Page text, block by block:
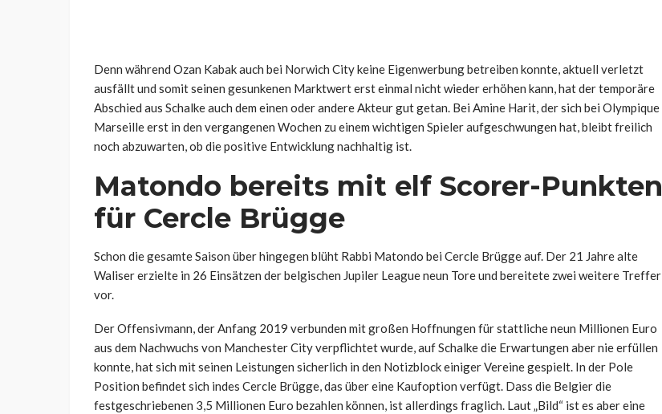
Denn während Ozan Kabak auch bei Norwich City keine Eigenwerbung betreiben konnte, aktuell verletzt
ausfällt und somit seinen gesunkenen Marktwert erst einmal nicht wieder erhöhen kann, hat der temporäre
Abschied aus Schalke auch dem einen oder andere Akteur gut getan. Bei Amine Harit, der sich bei Olympique
Marseille erst in den vergangenen Wochen zu einem wichtigen Spieler aufgeschwungen hat, bleibt freilich
noch abzuwarten, ob die positive Entwicklung nachhaltig ist.
Matondo bereits mit elf Scorer-Punkten
für Cercle Brügge
Schon die gesamte Saison über hingegen blüht Rabbi Matondo bei Cercle Brügge auf. Der 21 Jahre alte
Waliser erzielte in 26 Einsätzen der belgischen Jupiler League neun Tore und bereitete zwei weitere Treffer
vor.
Der Offensivmann, der Anfang 2019 verbunden mit großen Hoffnungen für stattliche neun Millionen Euro
aus dem Nachwuchs von Manchester City verpflichtet wurde, auf Schalke die Erwartungen aber nie erfüllen
konnte, hat sich mit seinen Leistungen sicherlich in den Notizblock einiger Vereine gespielt. In der Pole
Position befindet sich indes Cercle Brügge, das über eine Kaufoption verfügt. Dass die Belgier die
festgeschriebenen 3,5 Millionen Euro bezahlen können, ist allerdings fraglich. Laut „Bild“ ist es aber eine